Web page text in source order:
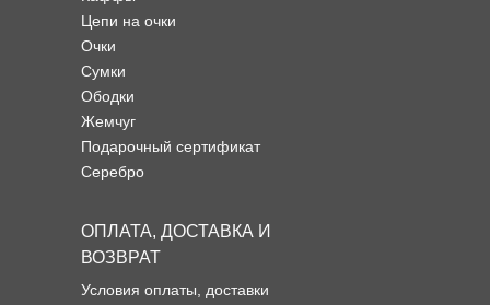
Условия оплаты, доставки
ОПЛАТА, ДОСТАВКА И
ВОЗВРАТ
Цепи на очки
Очки
Сумки
Ободки
Жемчуг
Подарочный сертификат
Серебро